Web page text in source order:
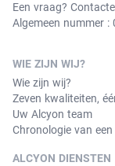
Een vraag?
Algemeen nummer
WIE ZIJN WIJ?
Wie zijn wij?
Zeven kwaliteiten,
Uw Alcyon team
Chronologie van
ALCYON DIENSTEN